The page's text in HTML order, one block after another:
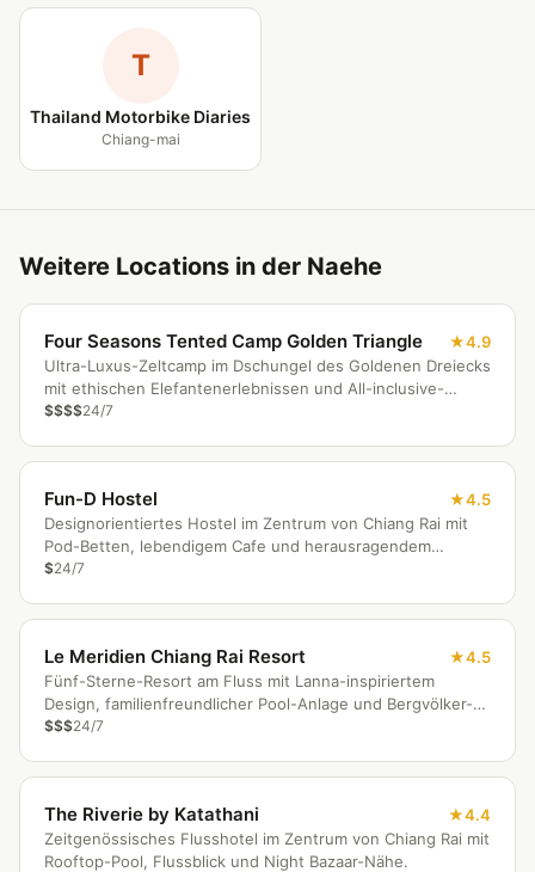
T
Thailand Motorbike Diaries
Chiang-mai
Weitere Locations in der Naehe
Four Seasons Tented Camp Golden Triangle
4.9
Ultra-Luxus-Zeltcamp im Dschungel des Goldenen Dreiecks
mit ethischen Elefantenerlebnissen und All-inclusive-
Abenteuer.
$$$$24/7
Fun-D Hostel
4.5
Designorientiertes Hostel im Zentrum von Chiang Rai mit
Pod-Betten, lebendigem Cafe und herausragendem
Personal.
$24/7
Le Meridien Chiang Rai Resort
4.5
Fünf-Sterne-Resort am Fluss mit Lanna-inspiriertem
Design, familienfreundlicher Pool-Anlage und Bergvölker-
Spa.
$$$24/7
The Riverie by Katathani
4.4
Zeitgenössisches Flusshotel im Zentrum von Chiang Rai mit
Rooftop-Pool, Flussblick und Night Bazaar-Nähe.